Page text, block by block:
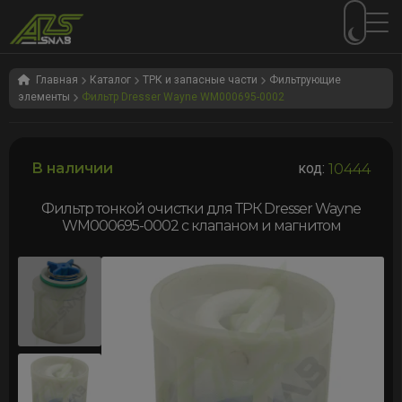
Перейти
Перейти
содержимому
Главная Каталог ТРК и запасные части
Фильтрующие
элементы
Фильтр Dresser Wayne WM000695-0002
В наличии код: 10444
Фильтр тонкой очистки для ТРК Dresser Wayne
WM000695-0002 с клапаном и магнитом